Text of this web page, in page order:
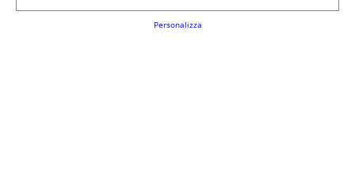
Personalizza